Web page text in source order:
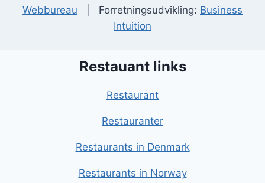
Webbureau | Forretningsudvikling: Business
Intuition
Restauant links
Restaurant
Restauranter
Restaurants in Denmark
Restaurants in Norway